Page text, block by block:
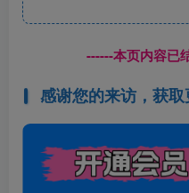
------本页内容已
感谢您的来访，获取